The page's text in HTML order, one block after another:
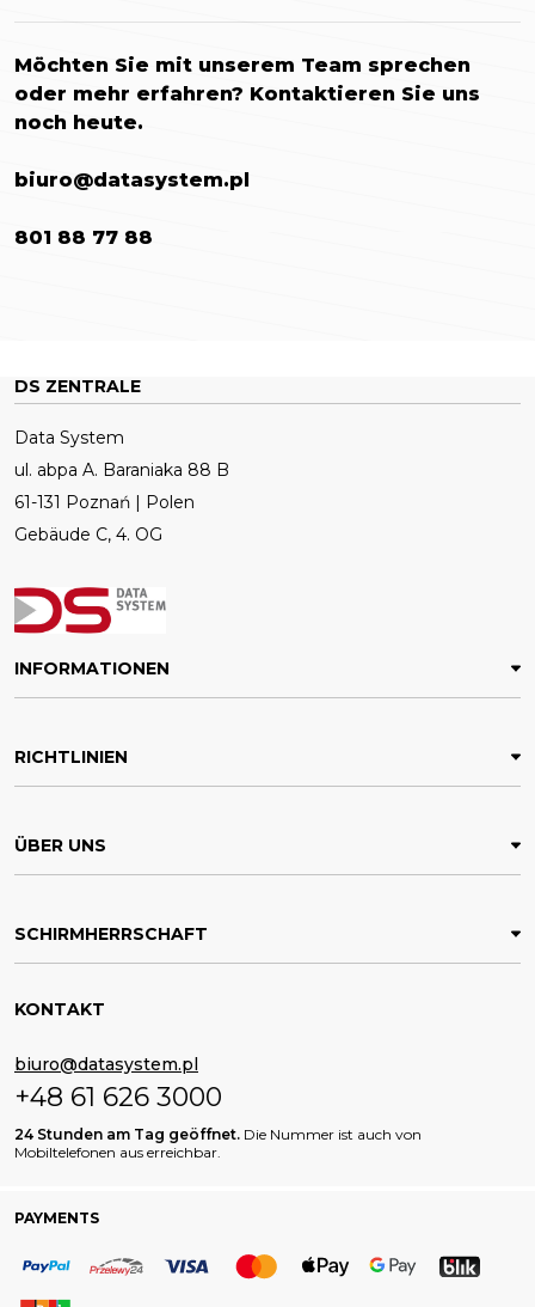
Möchten Sie mit unserem Team sprechen
oder mehr erfahren? Kontaktieren Sie uns
noch heute.
biuro@datasystem.pl
801 88 77 88
DS ZENTRALE
Data System
ul. abpa A. Baraniaka 88 B
61-131 Poznań | Polen
Gebäude C, 4. OG
INFORMATIONEN
RICHTLINIEN
ÜBER UNS
SCHIRMHERRSCHAFT
KONTAKT
biuro@datasystem.pl
+48 61 626 3000
24 Stunden am Tag geöffnet. Die Nummer ist auch von
Mobiltelefonen aus erreichbar.
PAYMENTS